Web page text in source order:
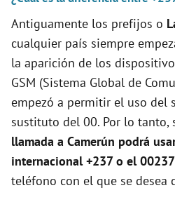
Antiguamente los prefijos o
cualquier país siempre
la aparición de los
GSM (Sistema Global de
empezó a permitir el uso del
sustituto del 00. Por lo tanto,
llamada a Camerún podrá
internacional +237 o el 00237
teléfono con el que se desea